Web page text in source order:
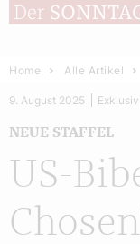
Home Alle Artikel
US-
NEUE STAFFEL
9. August 2025